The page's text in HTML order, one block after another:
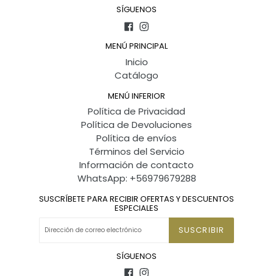
SÍGUENOS
Facebook
Instagram
MENÚ PRINCIPAL
Inicio
Catálogo
MENÚ INFERIOR
Política de Privacidad
Política de Devoluciones
Política de envíos
Términos del Servicio
Información de contacto
WhatsApp: +56979679288
SUSCRÍBETE PARA RECIBIR OFERTAS Y DESCUENTOS
ESPECIALES
SUSCRIBIR
SÍGUENOS
Facebook
Instagram